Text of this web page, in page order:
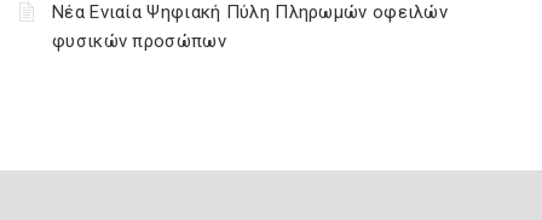
Νέα Ενιαία Ψηφιακή Πύλη Πληρωμών οφειλών
φυσικών προσώπων